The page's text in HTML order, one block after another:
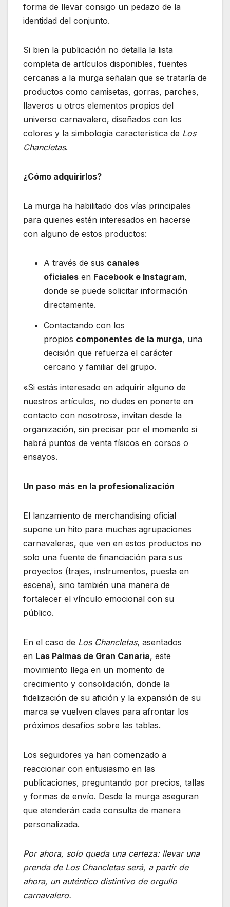
forma de llevar consigo un pedazo de la
identidad del conjunto.
Si bien la publicación no detalla la lista
completa de artículos disponibles, fuentes
cercanas a la murga señalan que se trataría de
productos como camisetas, gorras, parches,
llaveros u otros elementos propios del
universo carnavalero, diseñados con los
colores y la simbología característica de Los
Chancletas.
¿Cómo adquirirlos?
La murga ha habilitado dos vías principales
para quienes estén interesados en hacerse
con alguno de estos productos:
A través de sus canales
oficiales en Facebook e Instagram,
donde se puede solicitar información
directamente.
Contactando con los
propios componentes de la murga, una
decisión que refuerza el carácter
cercano y familiar del grupo.
«Si estás interesado en adquirir alguno de
nuestros artículos, no dudes en ponerte en
contacto con nosotros», invitan desde la
organización, sin precisar por el momento si
habrá puntos de venta físicos en corsos o
ensayos.
Un paso más en la profesionalización
El lanzamiento de merchandising oficial
supone un hito para muchas agrupaciones
carnavaleras, que ven en estos productos no
solo una fuente de financiación para sus
proyectos (trajes, instrumentos, puesta en
escena), sino también una manera de
fortalecer el vínculo emocional con su
público.
En el caso de Los Chancletas, asentados
en Las Palmas de Gran Canaria, este
movimiento llega en un momento de
crecimiento y consolidación, donde la
fidelización de su afición y la expansión de su
marca se vuelven claves para afrontar los
próximos desafíos sobre las tablas.
Los seguidores ya han comenzado a
reaccionar con entusiasmo en las
publicaciones, preguntando por precios, tallas
y formas de envío. Desde la murga aseguran
que atenderán cada consulta de manera
personalizada.
Por ahora, solo queda una certeza: llevar una
prenda de Los Chancletas será, a partir de
ahora, un auténtico distintivo de orgullo
carnavalero.